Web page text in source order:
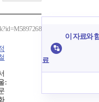
:
이 자료와
료